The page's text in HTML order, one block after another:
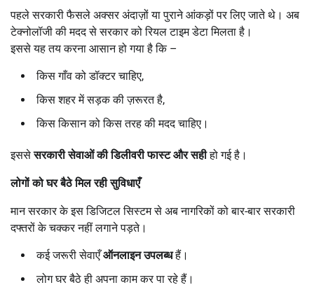
पहले सरकारी फैसले अक्सर अंदाज़ों या पुराने आंकड़ों पर लिए जाते थे। अब
टेक्नोलॉजी की मदद से सरकार को रियल टाइम डेटा मिलता है।
इससे यह तय करना आसान हो गया है कि –
किस गाँव को डॉक्टर चाहिए,
किस शहर में सड़क की ज़रूरत है,
किस किसान को किस तरह की मदद चाहिए।
इससेसरकारी सेवाओं की डिलीवरी फास्ट और सहीहो गई है।
लोगों को घर बैठे मिल रही सुविधाएँ
मान सरकार के इस डिजिटल सिस्टम से अब नागरिकों को बार-बार सरकारी
दफ्तरों के चक्कर नहीं लगाने पड़ते।
कई जरूरी सेवाएँऑनलाइन उपलब्धहैं।
लोग घर बैठे ही अपना काम कर पा रहे हैं।